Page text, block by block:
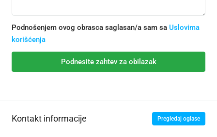
Podnošenjem ovog obrasca saglasan/a sam sa Uslovima
korišćenja
Podnesite zahtev za obilazak
Kontakt informacije Pregledaj oglase